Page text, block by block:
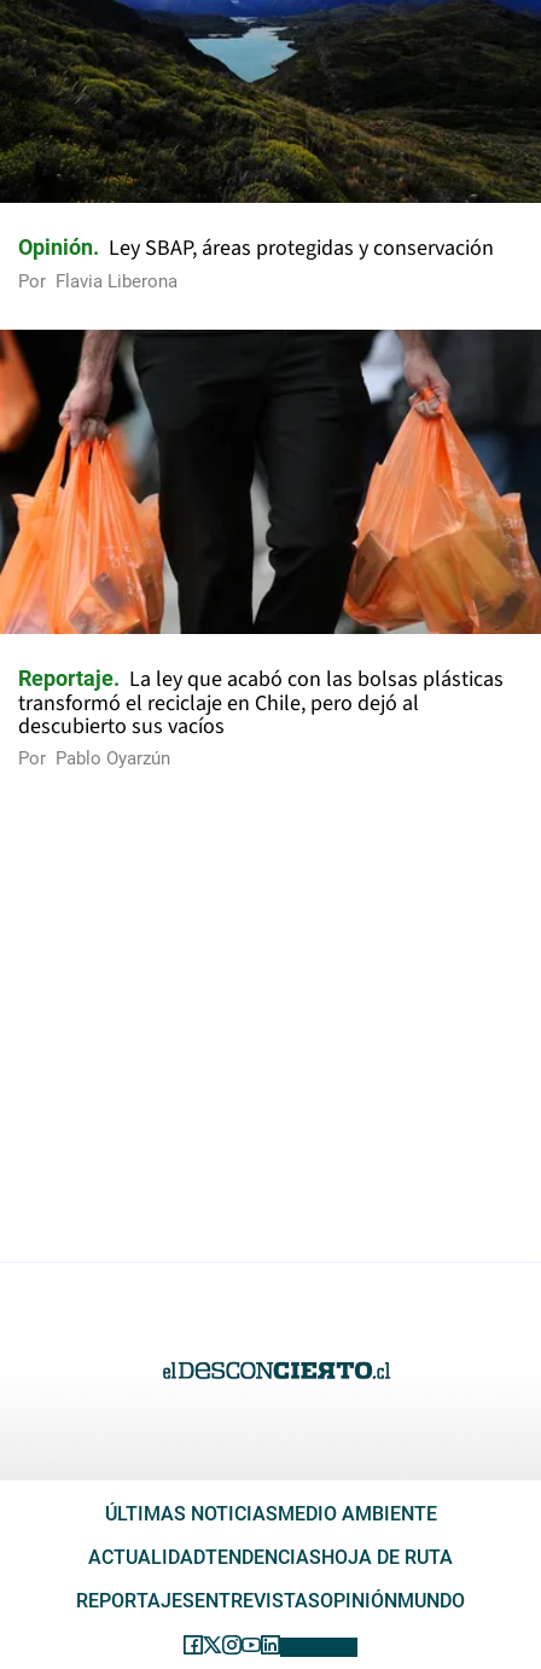
Opinión Ley SBAP, áreas protegidas y conservación
Por Flavia Liberona
Reportaje
La ley que acabó con las bolsas plásticas
transformó el reciclaje en Chile, pero dejó al
descubierto sus vacíos
Por Pablo Oyarzún
ÚLTIMAS NOTICIASMEDIO AMBIENTE
ACTUALIDADTENDENCIASHOJA DE RUTA
REPORTAJESENTREVISTASOPINIÓNMUNDO